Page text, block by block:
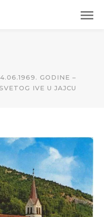
GODINE –
IVE U JAJCU